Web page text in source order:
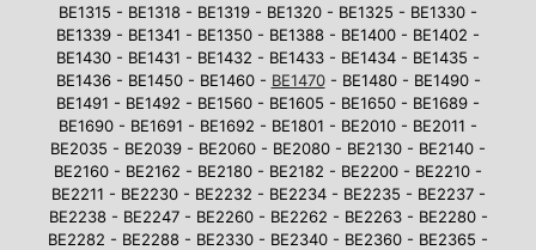
BE1315 - BE1318 - BE1319 - BE1320 - BE1325 - BE1330 -
BE1339 - BE1341 - BE1350 - BE1388 - BE1400 - BE1402 -
BE1430 - BE1431 - BE1432 - BE1433 - BE1434 - BE1435 -
BE1436 - BE1450 - BE1460 - BE1470- BE1480 - BE1490 -
BE1491 - BE1492 - BE1560 - BE1605 - BE1650 - BE1689 -
BE1690 - BE1691 - BE1692 - BE1801 - BE2010 - BE2011 -
BE2035 - BE2039 - BE2060 - BE2080 - BE2130 - BE2140 -
BE2160 - BE2162 - BE2180 - BE2182 - BE2200 - BE2210 -
BE2211 - BE2230 - BE2232 - BE2234 - BE2235 - BE2237 -
BE2238 - BE2247 - BE2260 - BE2262 - BE2263 - BE2280 -
BE2282 - BE2288 - BE2330 - BE2340 - BE2360 - BE2365 -